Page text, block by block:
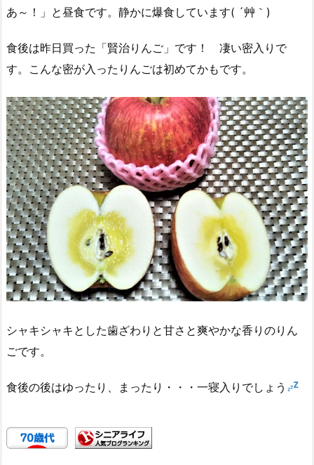
あ～！」と昼食です。静かに爆食しています( ´艸｀)
食後は昨日買った「賢治りんご」です！ 凄い密入りで
す。こんな密が入ったりんごは初めてかもです。
シャキシャキとした歯ざわりと甘さと爽やかな香りのりん
ごです。
食後の後はゆったり、まったり・・・一寝入りでしょう